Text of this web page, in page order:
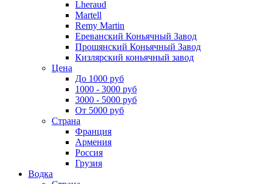
Lheraud
Martell
Remy Martin
Ереванский Коньячный Завод
Прошянский Коньячный Завод
Кизлярский коньячный завод
Цена
До 1000 руб
1000 - 3000 руб
3000 - 5000 руб
От 5000 руб
Страна
Франция
Армения
Россия
Грузия
Водка